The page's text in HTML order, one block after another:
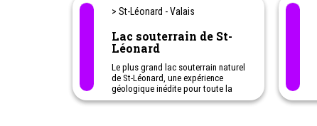
> St-Léonard - Valais
Lac souterrain de St-
Léonard
Le plus grand lac souterrain naturel
de St-Léonard, une expérience
géologique inédite pour toute la
famille.